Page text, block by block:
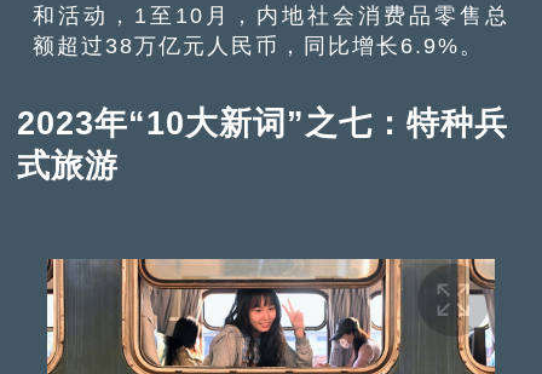
和活动，1至10月，内地社会消费品零售总
额超过38万亿元人民币，同比增长6.9%。
2023年“10大新词”之七：特种兵
式旅游